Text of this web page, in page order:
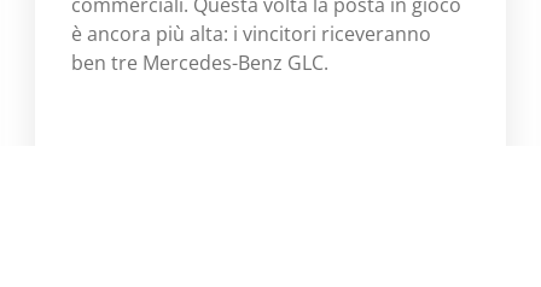
è ancora più alta: i vincitori riceveranno
ben tre Mercedes-Benz GLC.